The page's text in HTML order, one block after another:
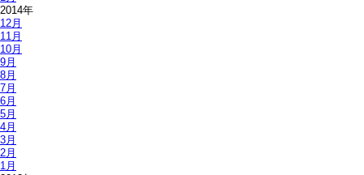
2014年
12月
11月
10月
9月
8月
7月
6月
5月
4月
3月
2月
1月